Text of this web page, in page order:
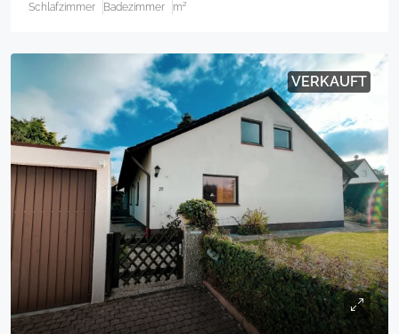
Schlafzimmer Badezimmer m²
VERKAUFT